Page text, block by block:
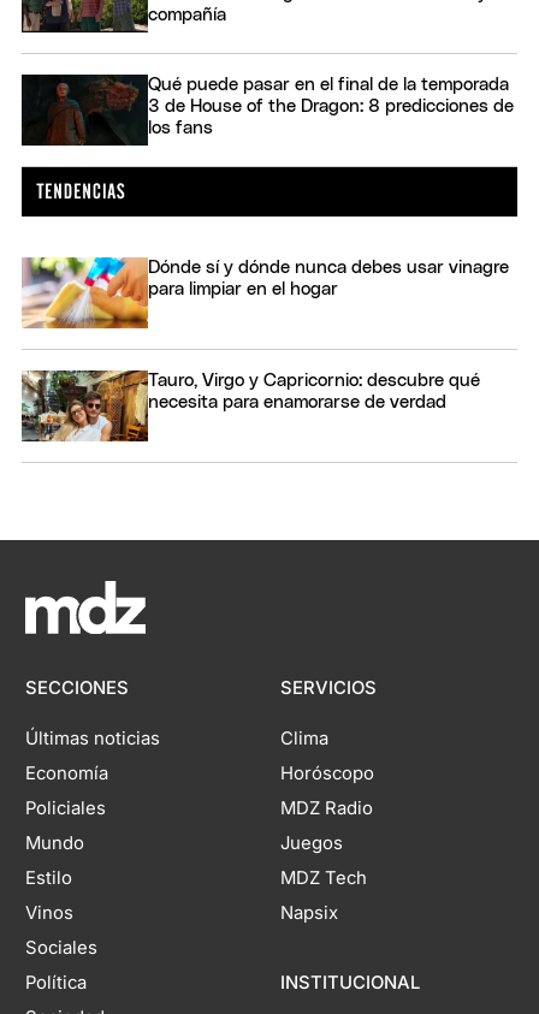
compañía
Qué puede pasar en el final de la temporada
3 de House of the Dragon: 8 predicciones de
los fans
Dónde sí y dónde nunca debes usar vinagre
para limpiar en el hogar
Tauro, Virgo y Capricornio: descubre qué
necesita para enamorarse de verdad
SECCIONES
Últimas noticias
Economía
Policiales
Mundo
Estilo
Vinos
Sociales
Política
SERVICIOS
Clima
Horóscopo
MDZ Radio
Juegos
MDZ Tech
Napsix
INSTITUCIONAL